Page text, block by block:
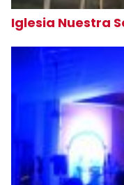
Iglesia Nuestra